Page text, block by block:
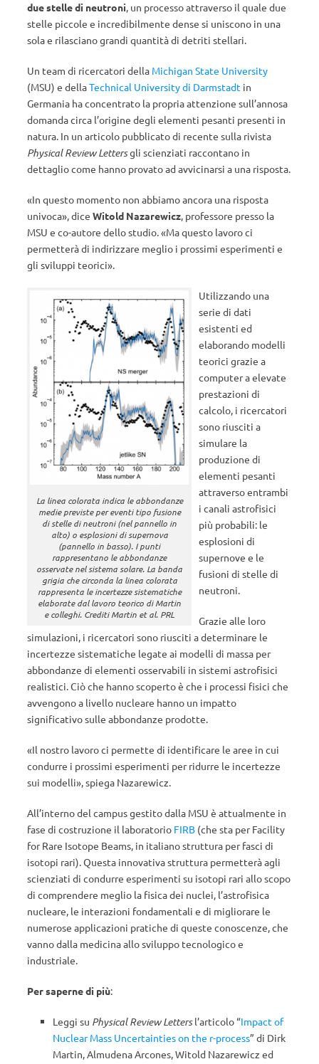
due stelle di neutroni, un processo attraverso il quale due
stelle piccole e incredibilmente dense si uniscono in una
sola e rilasciano grandi quantità di detriti stellari.
Un team di ricercatori della Michigan State University
(MSU) e dellaTechnical University di Darmstadt in
Germania ha concentrato la propria attenzione sull’annosa
domanda circa l’origine degli elementi pesanti presenti in
natura. In un articolo pubblicato di recente sulla rivista
Physical Review Lettersgli scienziati raccontano in
dettaglio come hanno provato ad avvicinarsi a una risposta.
«In questo momento non abbiamo ancora una risposta
univoca», dice Witold Nazarewicz, professore presso la
MSU e co-autore dello studio. «Ma questo lavoro ci
permetterà di indirizzare meglio i prossimi esperimenti e
gli sviluppi teorici».
La linea colorata indica le abbondanze
medie previste per eventi tipo fusione
di stelle di neutroni (nel pannello in
alto) o esplosioni di supernova
(pannello in basso). I punti
rappresentano le abbondanze
osservate nel sistema solare. La banda
grigia che circonda la linea colorata
rappresenta le incertezze sistematiche
elaborate dal lavoro teorico di Martin
e colleghi. Crediti Martin et al. PRL
Utilizzando una
serie di dati
esistenti ed
elaborando modelli
teorici grazie a
computer a elevate
prestazioni di
calcolo, i ricercatori
sono riusciti a
simulare la
produzione di
elementi pesanti
attraverso entrambi
i canali astrofisici
più probabili: le
esplosioni di
supernove e le
fusioni di stelle di
neutroni.
Grazie alle loro
simulazioni, i ricercatori sono riusciti a determinare le
incertezze sistematiche legate ai modelli di massa per
abbondanze di elementi osservabili in sistemi astrofisici
realistici. Ciò che hanno scoperto è che i processi fisici che
avvengono a livello nucleare hanno un impatto
significativo sulle abbondanze prodotte.
«Il nostro lavoro ci permette di identificare le aree in cui
condurre i prossimi esperimenti per ridurre le incertezze
sui modelli», spiega Nazarewicz.
All’interno del campus gestito dalla MSU è attualmente in
fase di costruzione il laboratorio FIRB (che sta per Facility
for Rare Isotope Beams, in italiano struttura per fasci di
isotopi rari). Questa innovativa struttura permetterà agli
scienziati di condurre esperimenti su isotopi rari allo scopo
di comprendere meglio la fisica dei nuclei, l’astrofisica
nucleare, le interazioni fondamentali e di migliorare le
numerose applicazioni pratiche di queste conoscenze, che
vanno dalla medicina allo sviluppo tecnologico e
industriale.
Per saperne di più:
Leggi su Physical Review Lettersl’articolo “Impact of
Nuclear Mass Uncertainties on the r-process” di Dirk
Martin, Almudena Arcones, Witold Nazarewicz ed